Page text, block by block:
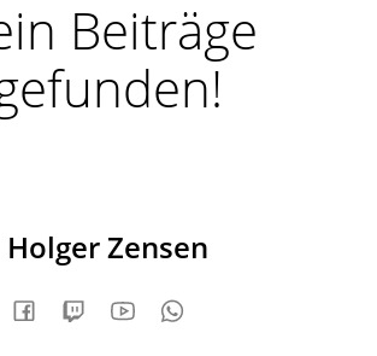
Beiträge
Holger Zensen